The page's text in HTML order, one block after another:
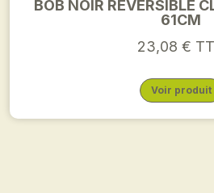
BOB NOIR RÉVERSIBLE
61CM
23,08 €
Voir produit